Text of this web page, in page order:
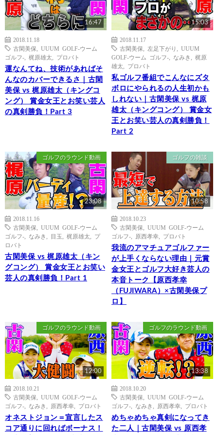
16:47
2018.11.18
古閑美保
UUUM GOLF-ウーム
ゴルフ-
梶原雄太 プロバト
運なんてね、技術があればそ
んなのカバーできるさ｜古閑
美保 vs 梶原雄太（キングコ
ング） 賞金女王とお笑い芸人
の真剣勝負！Part 3
15:03
2018.11.17
古閑美保
左足下がり
UUUM
GOLF-ウーム ゴルフ-
なみき
梶原
雄太
プロバト
私ゴルフ番組でこんなにズタ
ボロにやられるの人生初かも
しれない｜古閑美保 vs 梶原
雄太（キングコング） 賞金女
王とお笑い芸人の真剣勝負！
Part 2
ゴルフのラウンド動画
23:08
2018.11.16
古閑美保
UUUM GOLF-ウーム
ゴルフ-
なみき 目玉 梶原雄太
プ
ロバト
古閑美保 vs 梶原雄太（キン
グコング） 賞金女王とお笑い
芸人の真剣勝負！Part 1
ゴルフの雑談
10:58
2018.10.23
古閑美保
UUUM GOLF-ウーム
ゴルフ-
原西孝幸 プロバト
我流のアマチュアゴルファー
が上手くならない理由｜元賞
金女王とゴルフ大好き芸人の
本音トーク【原西孝幸
（FUJIWARA）×古閑美保プ
ロ】
ゴルフのラウンド動画
12:00
2018.10.21
古閑美保
UUUM GOLF-ウーム
ゴルフ-
なみき 原西孝幸 プロバト
オネストジョン＝宣言したス
コア通りに回ればボーナス！
ゴルフのラウンド動画
13:38
2018.10.20
古閑美保
UUUM GOLF-ウーム
ゴルフ-
なみき 原西孝幸 プロバト
めちゃめちゃ真剣になってき
た二人｜古閑美保 vs 原西孝